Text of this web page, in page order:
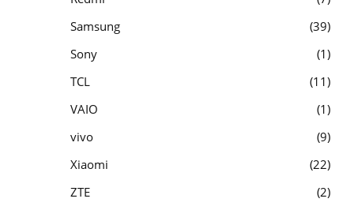
Samsung
39
Sony
1
TCL
11
VAIO
1
vivo
9
Xiaomi
22
ZTE
2